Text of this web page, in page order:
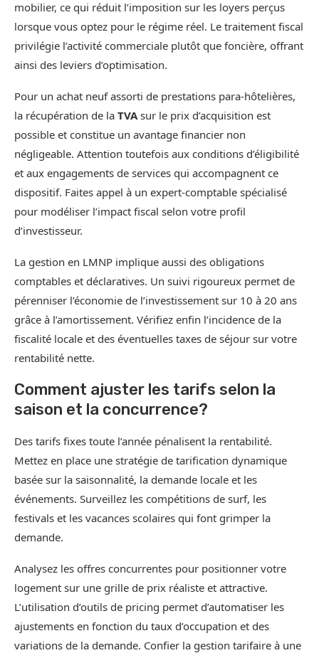
mobilier, ce qui réduit l’imposition sur les loyers perçus
lorsque vous optez pour le régime réel. Le traitement fiscal
privilégie l’activité commerciale plutôt que foncière, offrant
ainsi des leviers d’optimisation.
Pour un achat neuf assorti de prestations para-hôtelières,
la récupération de la TVA sur le prix d’acquisition est
possible et constitue un avantage financier non
négligeable. Attention toutefois aux conditions d’éligibilité
et aux engagements de services qui accompagnent ce
dispositif. Faites appel à un expert-comptable spécialisé
pour modéliser l’impact fiscal selon votre profil
d’investisseur.
La gestion en LMNP implique aussi des obligations
comptables et déclaratives. Un suivi rigoureux permet de
pérenniser l’économie de l’investissement sur 10 à 20 ans
grâce à l’amortissement. Vérifiez enfin l’incidence de la
fiscalité locale et des éventuelles taxes de séjour sur votre
rentabilité nette.
Comment ajuster les tarifs selon la
saison et la concurrence?
Des tarifs fixes toute l’année pénalisent la rentabilité.
Mettez en place une stratégie de tarification dynamique
basée sur la saisonnalité, la demande locale et les
événements. Surveillez les compétitions de surf, les
festivals et les vacances scolaires qui font grimper la
demande.
Analysez les offres concurrentes pour positionner votre
logement sur une grille de prix réaliste et attractive.
L’utilisation d’outils de pricing permet d’automatiser les
ajustements en fonction du taux d’occupation et des
variations de la demande. Confier la gestion tarifaire à une